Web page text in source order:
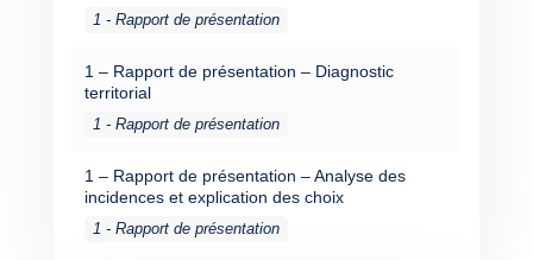
1 - Rapport de présentation
1 – Rapport de présentation – Diagnostic
territorial
1 - Rapport de présentation
1 – Rapport de présentation – Analyse des
incidences et explication des choix
1 - Rapport de présentation